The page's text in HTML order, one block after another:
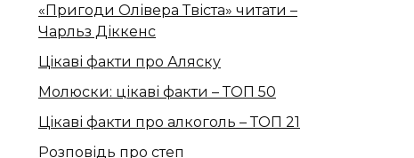
«Пригоди Олівера Твіста» читати –
Чарльз Діккенс
Цікаві факти про Аляску
Молюски: цікаві факти – ТОП 50
Цікаві факти про алкоголь – ТОП 21
Розповідь про степ